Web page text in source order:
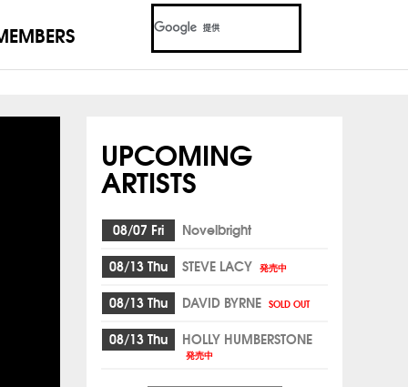
UPCOMING
ARTISTS
08/07 Fri
Novelbright
08/13 Thu
STEVE LACY 発売中
08/13 Thu DAVID BYRNE SOLD OUT
08/13 Thu HOLLY HUMBERSTONE
発売中